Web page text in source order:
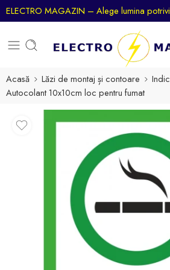
ELECTRO MAGAZIN – Alege lumina
Acasă Lăzi de montaj și contoare
Autocolant 10x10cm loc pentru fumat